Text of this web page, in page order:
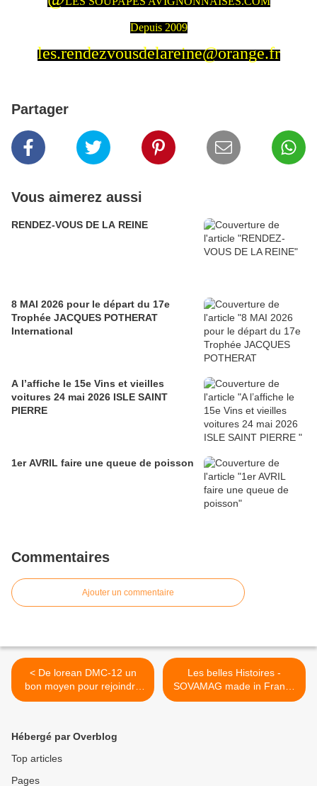
Depuis 2009
les.rendezvousdelareine@orange.fr
Partager
Vous aimerez aussi
RENDEZ-VOUS DE LA REINE
8 MAI 2026 pour le départ du 17e
Trophée JACQUES POTHERAT
International
A l’affiche le 15e Vins et vieilles
voitures 24 mai 2026 ISLE SAINT
PIERRE
1er AVRIL faire une queue de poisson
Commentaires
Ajouter un commentaire
< De lorean DMC-12 un
bon moyen pour rejoindre
le futur
Les belles Histoires -
SOVAMAG made in France
>
Hébergé par Overblog
Top articles
Pages